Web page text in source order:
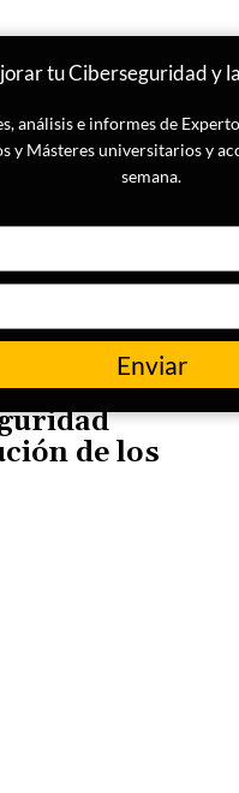
de los
tu Ciberseguridad y
análisis e informes de
y Másteres universitarios y
semana.
Enviar